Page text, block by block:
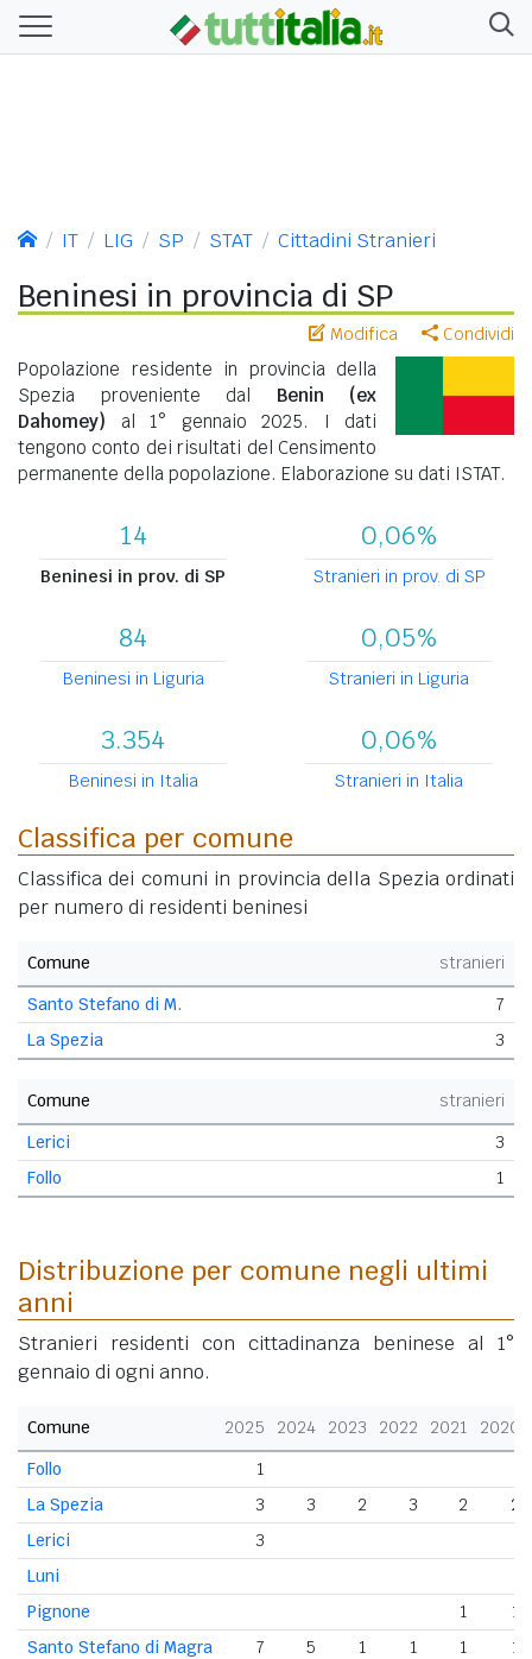
IT LIG SP STAT Cittadini Stranieri
Beninesi in provincia di SP
Modifica Condividi
Popolazione residente in provincia della
Spezia proveniente dal Benin (ex
Dahomey) al 1° gennaio 2025. I dati
tengono conto dei risultati del Censimento
permanente della popolazione. Elaborazione su dati ISTAT.
14
Beninesi in prov. di SP
0,06%
Stranieri in prov. di SP
84
Beninesi in Liguria
0,05%
Stranieri in Liguria
3.354
Beninesi in Italia
0,06%
Stranieri in Italia
Classifica per comune
Classifica dei comuni in provincia della Spezia ordinati
per numero di residenti beninesi
Comune
stranieri
Santo Stefano di M.
7
La Spezia
3
Comune
stranieri
Lerici
3
Follo
1
Distribuzione per comune negli ultimi
anni
Stranieri residenti con cittadinanza beninese al 1°
gennaio di ogni anno.
Comune 2025 2024 2023 2022 2021
2020
Follo
1
La Spezia
3 3 2 3 2
2
Lerici
3
Luni
Pignone
1
1
Santo Stefano di Magra
7 5 1 1 1
1